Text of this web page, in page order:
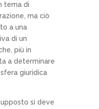
tema di
ma ciò
a una
di un
più in
a determinare
giuridica
si deve